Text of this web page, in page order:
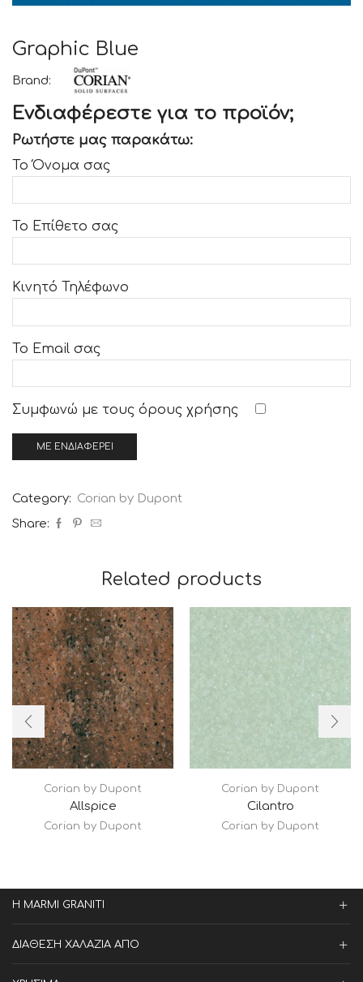
Graphic Blue
Brand:
Ενδιαφέρεστε για το προϊόν;
Ρωτήστε μας παρακάτω:
Το Όνομα σας
Το Επίθετο σας
Κινητό Τηλέφωνο
Το Email σας
Συμφωνώ με τους όρους χρήσης
Category: Corian by Dupont
Share:
Related products
Corian by Dupont
Allspice
Corian by Dupont
Corian by Dupont
Cilantro
Corian by Dupont
Η MARMI GRANITI
ΔΙΑΘΕΣΗ ΧΑΛΑΖΙΑ ΑΠΟ